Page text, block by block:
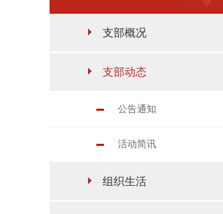
支部概况
支部动态
公告通知
活动简讯
组织生活